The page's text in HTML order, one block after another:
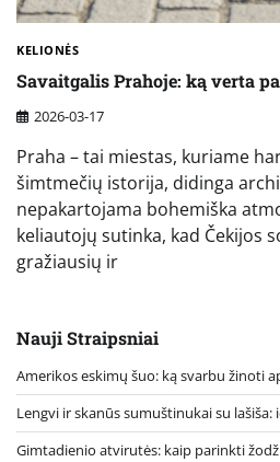
KELIONĖS
Savaitgalis Prahoje: ką verta
2026-03-17
Praha – tai miestas, kuriame
šimtmečių istorija, didinga
nepakartojama bohemiška
keliautojų sutinka, kad Čekijos
gražiausių ir
Nauji Straipsniai
Amerikos eskimų šuo: ką svarbu žinoti
Lengvi ir skanūs sumuštinukai su lašiša:
Gimtadienio atvirutės: kaip parinkti